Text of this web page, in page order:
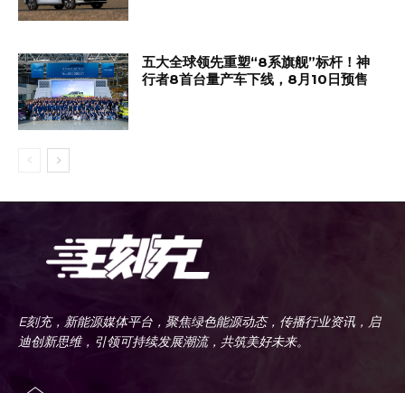
五大全球领先重塑“8系旗舰”标杆！神
行者8首台量产车下线，8月10日预售
E刻充，新能源媒体平台，聚焦绿色能源动态，传播行业资讯，启
迪创新思维，引领可持续发展潮流，共筑美好未来。